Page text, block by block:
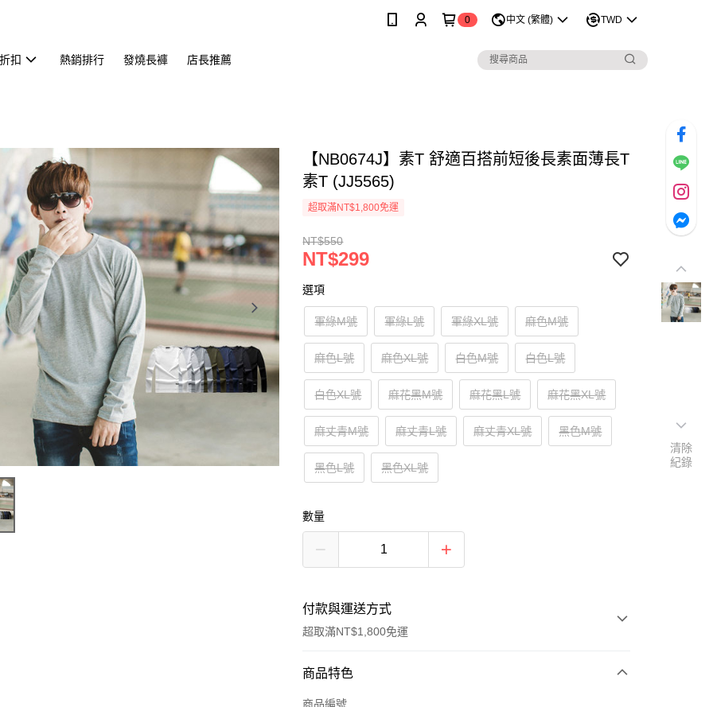
0 中文 (繁體) TWD
扣 熱銷排行 發燒長褲 店長推薦
【NB0674J】素T 舒適百搭前短後長素面薄長T
素T (JJ5565)
超取滿NT$1,800免運
NT$550
NT$299
選項
軍綠M號 軍綠L號 軍綠XL號 麻色M號
麻色L號 麻色XL號 白色M號 白色L號
白色XL號 麻花黑M號 麻花黑L號 麻花黑XL號
麻丈青M號 麻丈青L號 麻丈青XL號 黑色M號
黑色L號 黑色XL號
數量
付款與運送方式
超取滿NT$1,800免運
付款方式
信用卡一次付款
商品特色
商品編號
清除
紀錄